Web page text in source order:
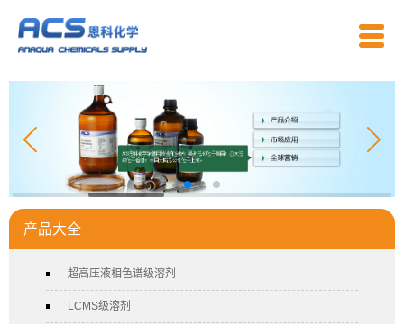
产品大全
超高压液相色谱级溶剂
LCMS级溶剂